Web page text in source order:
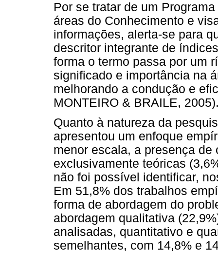
Por se tratar de um
áreas do Conhecimento e
informações, alerta-se para
descritor integrante de
forma o termo passa por um
significado e importância na
melhorando a condução e
MONTEIRO & BRAILE,
Quanto à natureza da
apresentou um enfoque
menor escala, a presença
exclusivamente teóricas
não foi possível identificar,
Em 51,8% dos trabalhos
forma de abordagem do
abordagem qualitativa
analisadas, quantitativo e
semelhantes, com 14,8% e